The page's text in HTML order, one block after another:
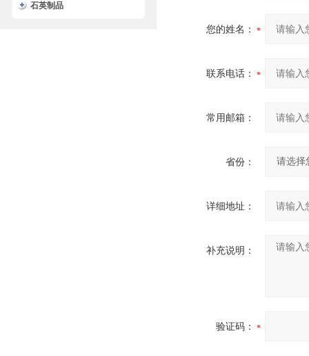
石英制品
您的姓名：
联系电话：
常用邮箱：
省份：
详细地址：
补充说明：
验证码：